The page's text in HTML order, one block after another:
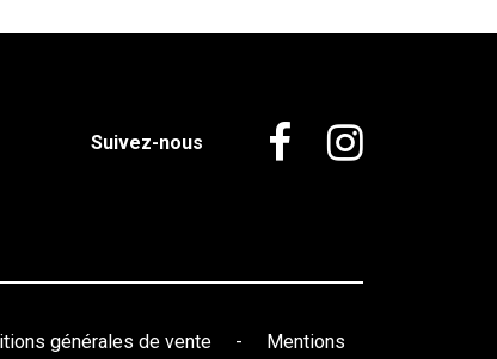
Suivez-nous
générales de vente -
Mentions